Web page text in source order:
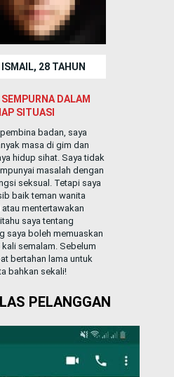
28 TAHUN
SEMPURNA DALAM
SITUASI
badan, saya
masa di gim dan
hidup sihat. Saya tidak
masalah dengan
seksual. Tetapi saya
baik teman wanita
mentertawakan
saya tentang
saya boleh memuaskan
semalam. Sebelum
bertahan lama untuk
bahkan sekali!
PELANGGAN